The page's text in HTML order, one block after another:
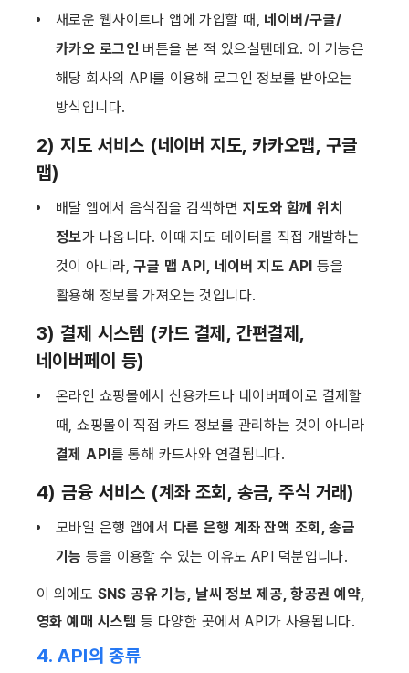
새로운 웹사이트나 앱에 가입할 때, 네이버/구글/
카카오 로그인 버튼을 본 적 있으실텐데요. 이 기능은
해당 회사의 API를 이용해 로그인 정보를 받아오는
방식입니다.
2) 지도 서비스 (네이버 지도, 카카오맵, 구글
맵)
배달 앱에서 음식점을 검색하면 지도와 함께 위치
정보가 나옵니다. 이때 지도 데이터를 직접 개발하는
것이 아니라, 구글 맵 API, 네이버 지도 API 등을
활용해 정보를 가져오는 것입니다.
3) 결제 시스템 (카드 결제, 간편결제,
네이버페이 등)
온라인 쇼핑몰에서 신용카드나 네이버페이로 결제할
결제 API를 통해 카드사와 연결됩니다.
4) 금융 서비스 (계좌 조회, 송금, 주식 거래)
모바일 은행 앱에서 다른 은행 계좌 잔액 조회, 송금
기능 등을 이용할 수 있는 이유도 API 덕분입니다.
이 외에도 SNS 공유 기능, 날씨 정보 제공, 항공권 예약,
영화 예매 시스템 등 다양한 곳에서 API가 사용됩니다.
4. API의 종류